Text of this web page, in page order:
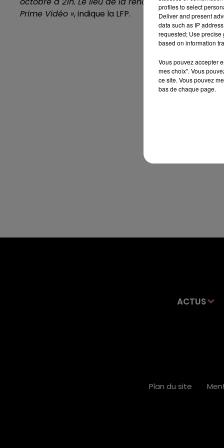
Prime Vidéo », indique la LFP.
ACTUS
Plan du site
profiles to select
Deliver and present
data such as IP
requested; Use precise
based on information
Vous pouvez accepter
mes choix". Vous
ce site. Vous pouvez
bas de chaque page.